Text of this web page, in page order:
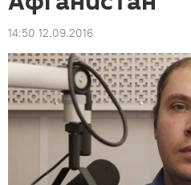
14:50 12.09.2016